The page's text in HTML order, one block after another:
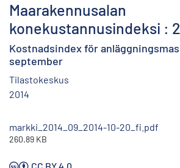
Maarakennusalan
konekustannusindeksi :
Kostnadsindex för
september
Tilastokeskus
2014
markki_2014_09_2014-10-20_fi.pdf
260.89 KB